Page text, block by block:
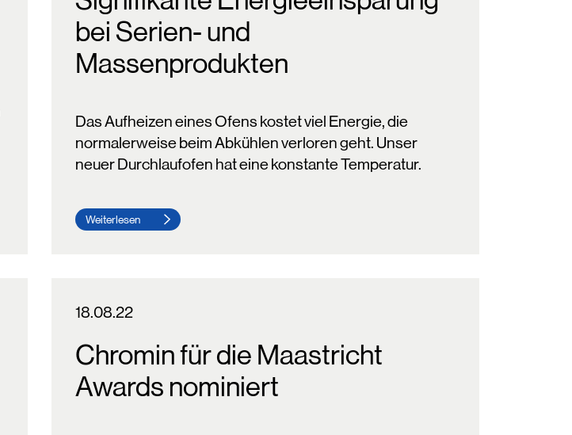
bei Serien- und
Massenprodukten
Das Aufheizen eines Ofens kostet viel Energie, die
normalerweise beim Abkühlen verloren geht. Unser
neuer Durchlaufofen hat eine konstante Temperatur.
Weiterlesen
18.08.22
Chromin für die Maastricht
Awards nominiert